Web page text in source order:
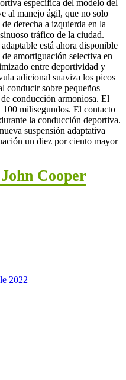
específica del modelo del
al manejo ágil, que no solo
derecha a izquierda en la
tráfico de la ciudad.
está ahora disponible
amortiguación selectiva en
entre deportividad y
adicional suaviza los picos
conducir sobre pequeños
conducción armoniosa. El
100 milisegundos. El contacto
la conducción deportiva.
suspensión adaptativa
un diez por ciento mayor
Cooper
2022